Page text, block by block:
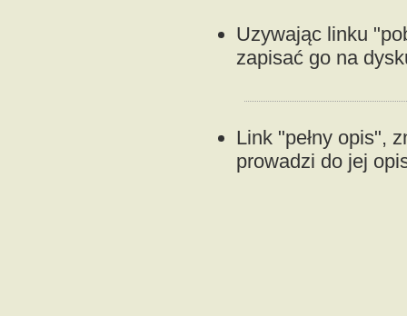
Uzywając linku
zapisać go na
Link "pełny opis",
prowadzi do jej